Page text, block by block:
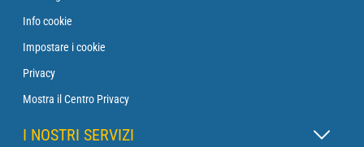
Info cookie
Impostare i cookie
Privacy
Mostra il Centro Privacy
I NOSTRI SERVIZI